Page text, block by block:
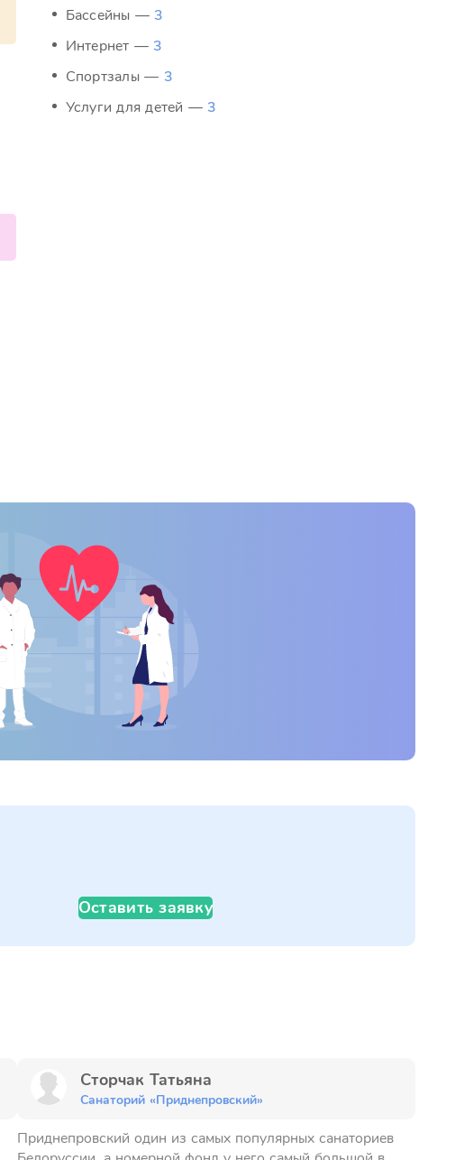
Бассейны — 3
Интернет — 3
Спортзалы — 3
Услуги для детей — 3
Оставить заявку
Сторчак Татьяна
Санаторий «Приднепровский»
Приднепровский один из самых популярных санаториев